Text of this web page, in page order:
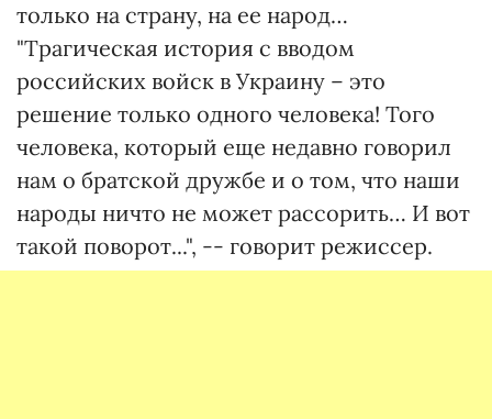
только на страну, на ее народ…
"Трагическая история с вводом
российских войск в Украину – это
решение только одного человека! Того
человека, который еще недавно говорил
нам о братской дружбе и о том, что наши
народы ничто не может рассорить… И вот
такой поворот...", -- говорит режиссер.